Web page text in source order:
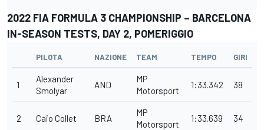
2022 FIA FORMULA 3 CHAMPIONSHIP – BARCELONA
IN-SEASON TESTS, DAY 2, POMERIGGIO
PILOTA NAZIONE TEAM TEMPO GIRI
1
Alexander
Smolyar
AND
MP
Motorsport
1:33.342 38
2 Caio Collet BRA
MP
Motorsport
1:33.639 34